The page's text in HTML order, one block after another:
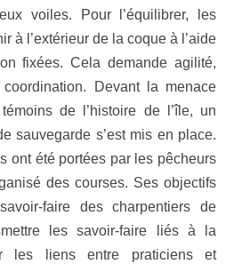
voiles. Pour l’équilibrer, les
à l’extérieur de la coque à l’aide
fixées. Cela demande agilité,
Devant la menace
de l’histoire de l’île, un
sauvegarde s’est mis en place.
ont été portées par les pêcheurs
des courses. Ses objectifs
faire des charpentiers de
les savoir-faire liés à la
les liens entre praticiens et